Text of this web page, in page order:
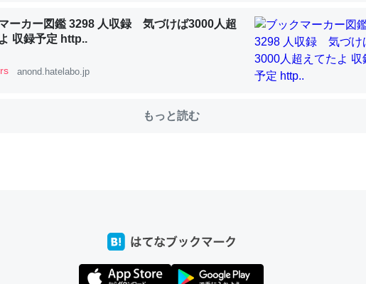
Echoを実家に置いて４年。でたまに覗いてる。ぼちぼちRingも置こうかと画策
と、Googleマップで位置情報を共有してる。電池残量や充電中かが分かるのでこ
LINEするくらいだった遠方の父67歳と僕。ITツール導入でコミュニケーションが劇的に変化し
LINEするくらいだった遠方の父67歳と僕。ITツール導入でコミュニケーションが劇的に変化し
ーカー図鑑 3298 人収録 気づけば3000人超
収録予定 http..
anond.hatelabo.jp
もっと読む